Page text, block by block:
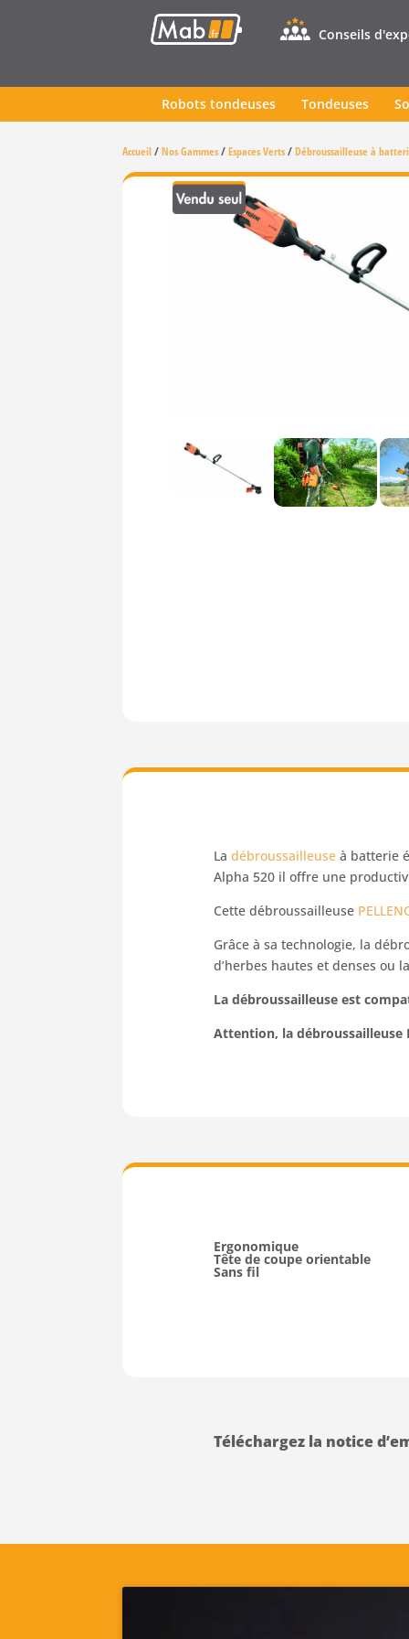
Conseils
Robots tondeuses Tondeuses
Accueil/Nos Gammes/Espaces Verts/Débroussailleuse à
Ladébroussailleuse à batterie
Alpha 520 il offre une
Cette débroussailleuse
Grâce à sa technologie, la
d’herbes hautes et denses ou
La débroussailleuse est
Attention, la débroussailleuse
Ergonomique
Tête de coupe orientable
Sans fil
Téléchargez la notice